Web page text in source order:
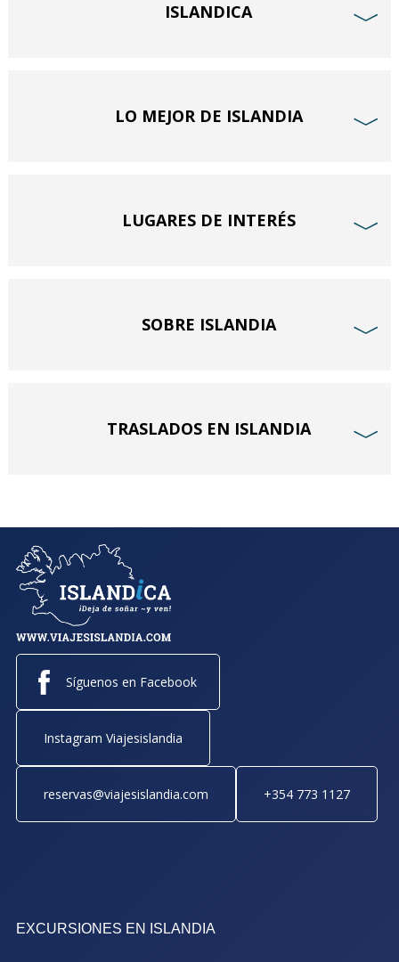
ISLANDICA ﹀
LO MEJOR DE ISLANDIA ﹀
LUGARES DE INTERÉS ﹀
SOBRE ISLANDIA ﹀
TRASLADOS EN ISLANDIA ﹀
Síguenos en Facebook
Instagram Viajesislandia
reservas@viajesislandia.com +354 773 1127
EXCURSIONES EN ISLANDIA